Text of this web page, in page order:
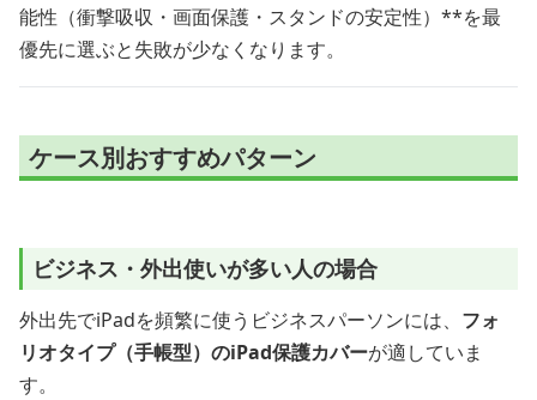
能性（衝撃吸収・画面保護・スタンドの安定性）**を最
優先に選ぶと失敗が少なくなります。
ケース別おすすめパターン
ビジネス・外出使いが多い人の場合
外出先でiPadを頻繁に使うビジネスパーソンには、 フォ
リオタイプ（手帳型）のiPad保護カバーが適していま
す。